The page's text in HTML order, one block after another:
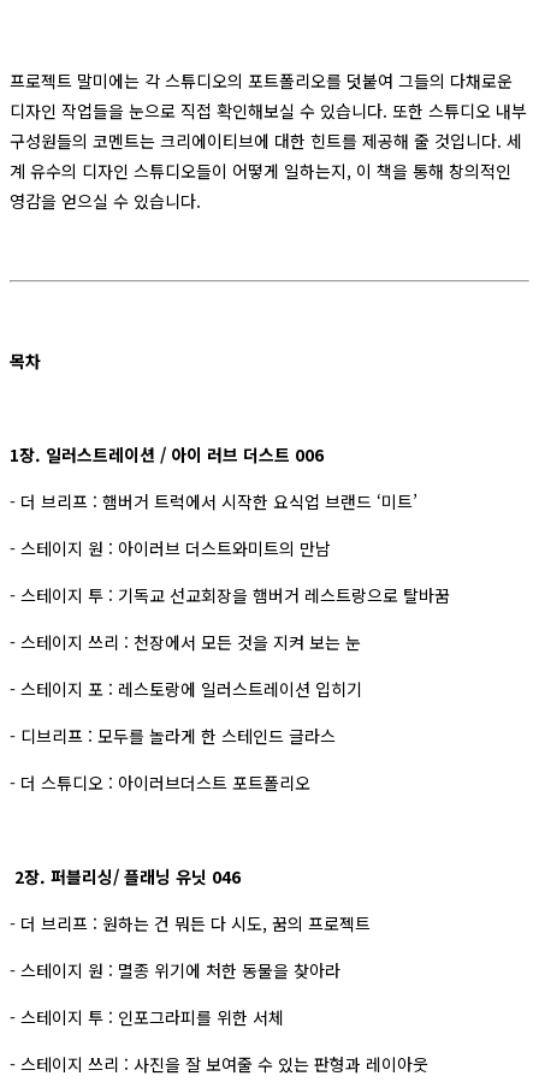
프로젝트 말미에는 각 스튜디오의 포트폴리오를 덧붙여 그들의 다채로운
디자인 작업들을 눈으로 직접 확인해보실 수 있습니다. 또한 스튜디오 내부
구성원들의 코멘트는 크리에이티브에 대한 힌트를 제공해 줄 것입니다. 세
계 유수의 디자인 스튜디오들이 어떻게 일하는지, 이 책을 통해 창의적인
영감을 얻으실 수 있습니다.
목차
1장. 일러스트레이션 / 아이 러브 더스트 006
- 더 브리프 : 햄버거 트럭에서 시작한 요식업 브랜드 ‘미트’
- 스테이지 원 : 아이러브 더스트와미트의 만남
- 스테이지 투 : 기독교 선교회장을 햄버거 레스트랑으로 탈바꿈
- 스테이지 쓰리 : 천장에서 모든 것을 지켜 보는 눈
- 스테이지 포 : 레스토랑에 일러스트레이션 입히기
- 디브리프 : 모두를 놀라게 한 스테인드 글라스
- 더 스튜디오 : 아이러브더스트 포트폴리오
2장. 퍼블리싱/ 플래닝 유닛 046
- 더 브리프 : 원하는 건 뭐든 다 시도, 꿈의 프로젝트
- 스테이지 원 : 멸종 위기에 처한 동물을 찾아라
- 스테이지 투 : 인포그라피를 위한 서체
- 스테이지 쓰리 : 사진을 잘 보여줄 수 있는 판형과 레이아웃